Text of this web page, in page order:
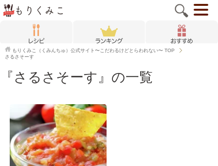
もりくみこ（くみんちゅ）公式サイト〜こだわるけどとらわれない〜 TOP
さるさそーす
『さるさそーす』の一覧